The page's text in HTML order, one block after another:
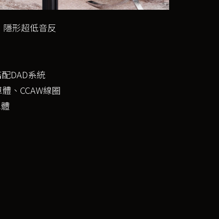
形超低音反
DAD系統
、CCAW線圈